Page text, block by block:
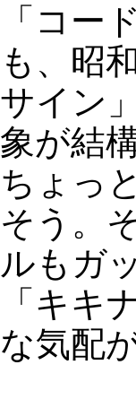
「コー
も、昭
サイン
象が結
ちょっ
そう。
ルもガ
「キキ
な気配